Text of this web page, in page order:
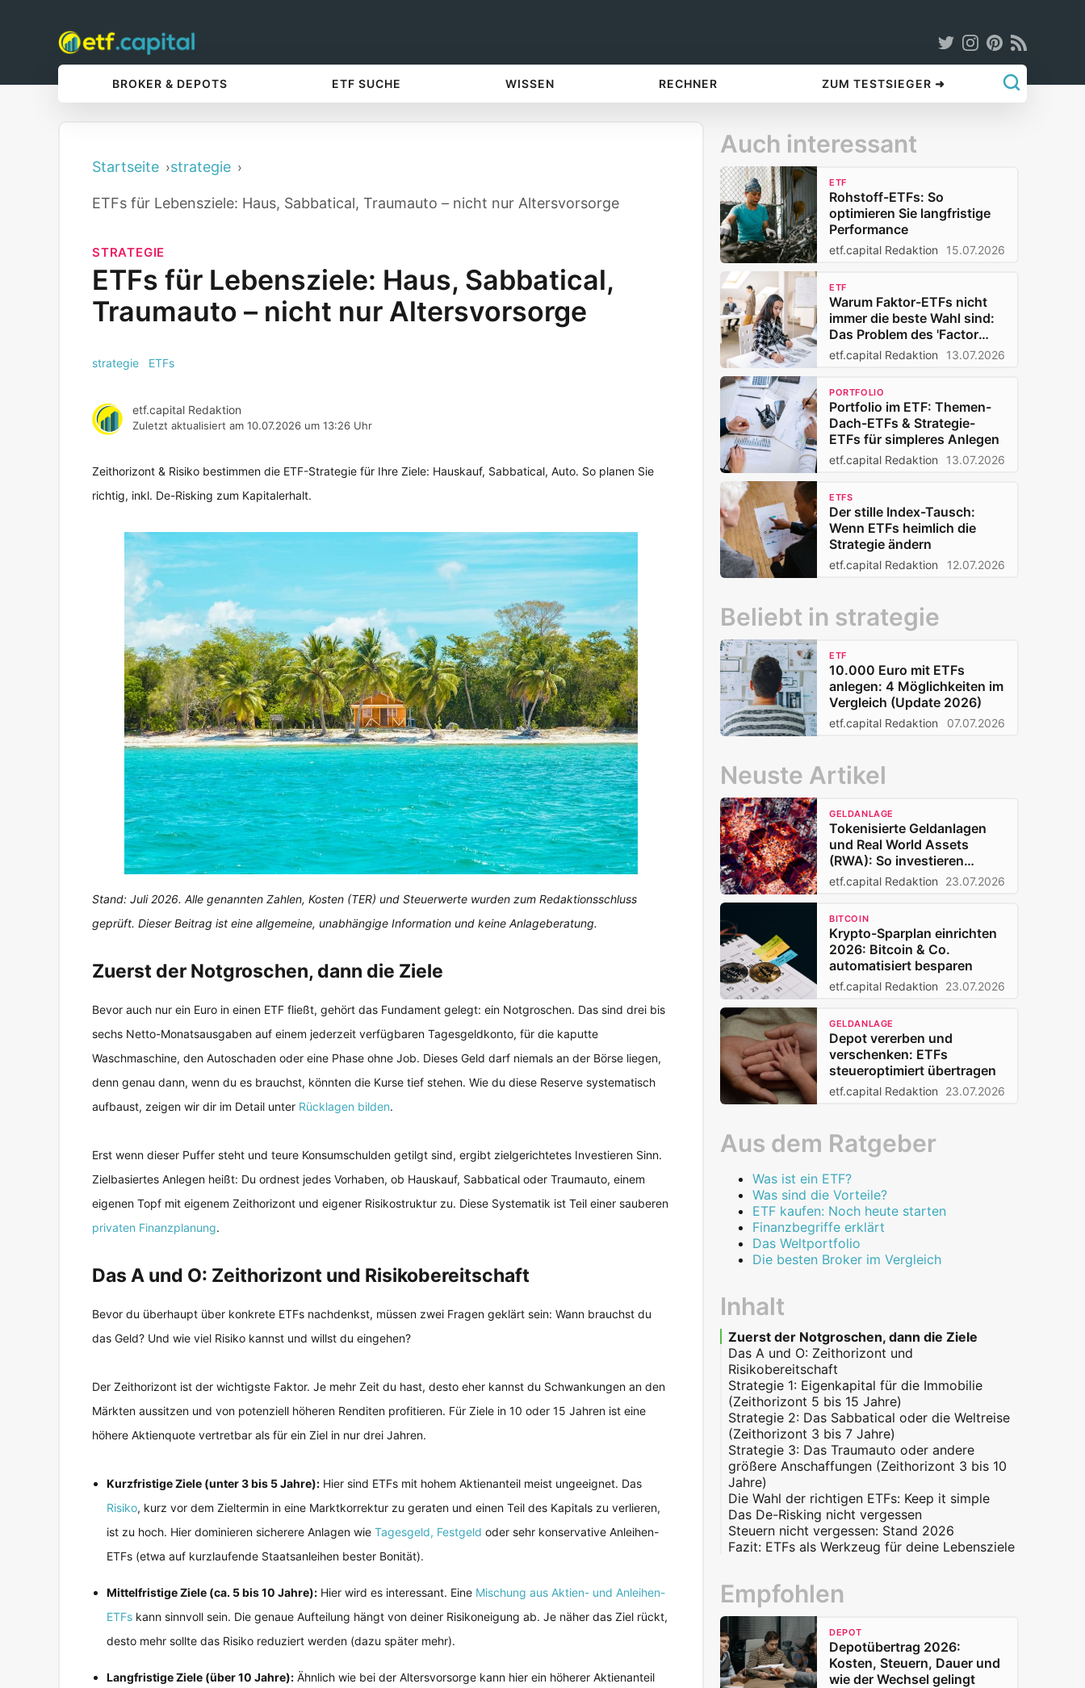
BROKER & DEPOTS ETF SUCHE WISSEN RECHNER ZUM TESTSIEGER ➜
Startseite strategie
ETFs für Lebensziele: Haus, Sabbatical, Traumauto – nicht nur Altersvorsorge
STRATEGIE
ETFs für Lebensziele: Haus, Sabbatical,
Traumauto – nicht nur Altersvorsorge
strategie ETFs
etf.capital Redaktion
Zuletzt aktualisiert am 10.07.2026 um 13:26 Uhr
Zeithorizont & Risiko bestimmen die ETF-Strategie für Ihre Ziele: Hauskauf, Sabbatical, Auto. So planen Sie
richtig, inkl. De-Risking zum Kapitalerhalt.
Stand: Juli 2026. Alle genannten Zahlen, Kosten (TER) und Steuerwerte wurden zum Redaktionsschluss
geprüft. Dieser Beitrag ist eine allgemeine, unabhängige Information und keine Anlageberatung.
Zuerst der Notgroschen, dann die Ziele
Bevor auch nur ein Euro in einen ETF fließt, gehört das Fundament gelegt: ein Notgroschen. Das sind drei bis
sechs Netto-Monatsausgaben auf einem jederzeit verfügbaren Tagesgeldkonto, für die kaputte
Waschmaschine, den Autoschaden oder eine Phase ohne Job. Dieses Geld darf niemals an der Börse liegen,
denn genau dann, wenn du es brauchst, könnten die Kurse tief stehen. Wie du diese Reserve systematisch
aufbaust, zeigen wir dir im Detail unter Rücklagen bilden.
Erst wenn dieser Puffer steht und teure Konsumschulden getilgt sind, ergibt zielgerichtetes Investieren Sinn.
Zielbasiertes Anlegen heißt: Du ordnest jedes Vorhaben, ob Hauskauf, Sabbatical oder Traumauto, einem
eigenen Topf mit eigenem Zeithorizont und eigener Risikostruktur zu. Diese Systematik ist Teil einer sauberen
privaten Finanzplanung.
Das A und O: Zeithorizont und Risikobereitschaft
Bevor du überhaupt über konkrete ETFs nachdenkst, müssen zwei Fragen geklärt sein: Wann brauchst du
das Geld? Und wie viel Risiko kannst und willst du eingehen?
Der Zeithorizont ist der wichtigste Faktor. Je mehr Zeit du hast, desto eher kannst du Schwankungen an den
Märkten aussitzen und von potenziell höheren Renditen profitieren. Für Ziele in 10 oder 15 Jahren ist eine
höhere Aktienquote vertretbar als für ein Ziel in nur drei Jahren.
Kurzfristige Ziele (unter 3 bis 5 Jahre): Hier sind ETFs mit hohem Aktienanteil meist ungeeignet. Das
Risiko, kurz vor dem Zieltermin in eine Marktkorrektur zu geraten und einen Teil des Kapitals zu verlieren,
ist zu hoch. Hier dominieren sicherere Anlagen wie Tagesgeld, Festgeld oder sehr konservative Anleihen-
ETFs (etwa auf kurzlaufende Staatsanleihen bester Bonität).
Mittelfristige Ziele (ca. 5 bis 10 Jahre): Hier wird es interessant. Eine Mischung aus Aktien- und Anleihen-
ETFs kann sinnvoll sein. Die genaue Aufteilung hängt von deiner Risikoneigung ab. Je näher das Ziel rückt,
desto mehr sollte das Risiko reduziert werden (dazu später mehr).
Langfristige Ziele (über 10 Jahre): Ähnlich wie bei der Altersvorsorge kann hier ein höherer Aktienanteil
Auch interessant
ETF
Rohstoff-ETFs: So
optimieren Sie langfristige
Performance
etf.capital Redaktion 15.07.2026
ETF
Warum Faktor-ETFs nicht
immer die beste Wahl sind:
Das Problem des 'Factor
Decay
etf.capital Redaktion 13.07.2026
PORTFOLIO
Portfolio im ETF: Themen-
Dach-ETFs & Strategie-
ETFs für simpleres Anlegen
etf.capital Redaktion 13.07.2026
ETFS
Der stille Index-Tausch:
Wenn ETFs heimlich die
Strategie ändern
etf.capital Redaktion 12.07.2026
Beliebt in strategie
ETF
10.000 Euro mit ETFs
anlegen: 4 Möglichkeiten im
Vergleich (Update 2026)
etf.capital Redaktion 07.07.2026
Neuste Artikel
GELDANLAGE
Tokenisierte Geldanlagen
und Real World Assets
(RWA): So investieren
Privatanleger 2026
etf.capital Redaktion 23.07.2026
BITCOIN
Krypto-Sparplan einrichten
2026: Bitcoin & Co.
automatisiert besparen
etf.capital Redaktion 23.07.2026
GELDANLAGE
Depot vererben und
verschenken: ETFs
steueroptimiert übertragen
etf.capital Redaktion 23.07.2026
Aus dem Ratgeber
Was ist ein ETF?
Was sind die Vorteile?
ETF kaufen: Noch heute starten
Finanzbegriffe erklärt
Das Weltportfolio
Die besten Broker im Vergleich
Inhalt
Zuerst der Notgroschen, dann die Ziele
Das A und O: Zeithorizont und
Risikobereitschaft
Strategie 1: Eigenkapital für die Immobilie
(Zeithorizont 5 bis 15 Jahre)
Strategie 2: Das Sabbatical oder die Weltreise
(Zeithorizont 3 bis 7 Jahre)
Strategie 3: Das Traumauto oder andere
größere Anschaffungen (Zeithorizont 3 bis 10
Jahre)
Die Wahl der richtigen ETFs: Keep it simple
Das De-Risking nicht vergessen
Steuern nicht vergessen: Stand 2026
Fazit: ETFs als Werkzeug für deine Lebensziele
Empfohlen
DEPOT
Depotübertrag 2026:
Kosten, Steuern, Dauer und
wie der Wechsel gelingt